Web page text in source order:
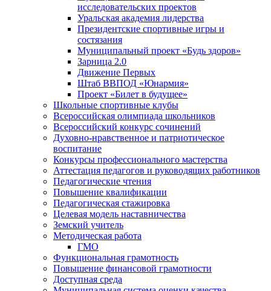
исследовательских проектов
Уральская академия лидерства
Президентские спортивные игры и
состязания
Муниципальный проект «Будь здоров»
Зарница 2.0
Движение Первых
Штаб ВВПОД «Юнармия»
Проект «Билет в будущее»
Школьные спортивные клубы
Всероссийская олимпиада школьников
Всероссийский конкурс сочинений
Духовно-нравственное и патриотическое
воспитание
Конкурсы профессионального мастерства
Аттестация педагогов и руководящих работников
Педагогические чтения
Повышение квалификации
Педагогическая стажировка
Целевая модель наставничества
Земский учитель
Методическая работа
ГМО
Функциональная грамотность
Повышение финансовой грамотности
Доступная среда